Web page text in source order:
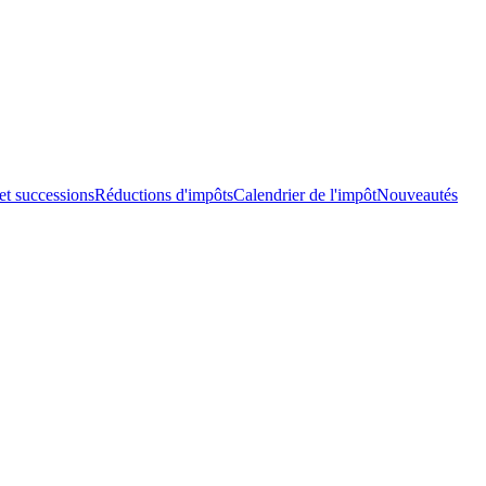
successionsRéductions d'impôtsCalendrier de l'impôtNouveautés